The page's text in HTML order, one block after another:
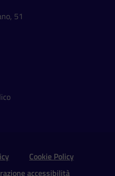
51
Utili e Social
Cookie Policy
accessibilità